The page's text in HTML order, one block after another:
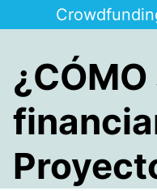
al